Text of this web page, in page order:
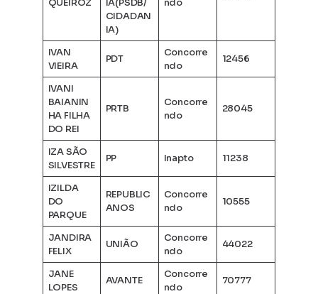
CIDADAN
IA)
IVAN
VIEIRA
PDT
Concorre
ndo
12456
IVANI
BAIANIN
HA FILHA
DO REI
PRTB
Concorre
ndo
28045
IZA SÃO
SILVESTRE
PP Inapto 11238
IZILDA
DO
PARQUE
REPUBLIC
ANOS
Concorre
ndo
10555
JANDIRA
FELIX
UNIÃO
Concorre
ndo
44022
JANE
LOPES
AVANTE
Concorre
ndo
70777